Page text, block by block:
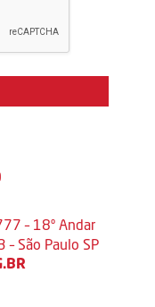
– 18º Andar
São Paulo SP